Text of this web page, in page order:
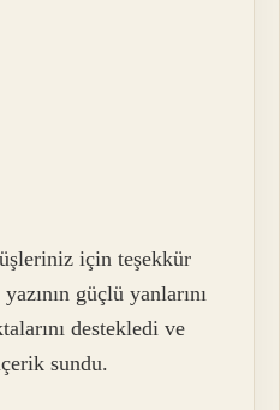
için teşekkür
güçlü yanlarını
destekledi ve
sundu.